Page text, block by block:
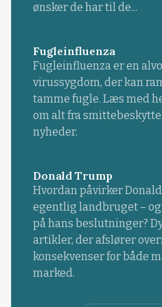
ønsker de har til de...
Fugleinfluenza
Fugleinfluenza er en
virussygdom, der kan
tamme fugle. Læs med
om alt fra
nyheder.
Donald Trump
Hvordan påvirker
egentlig landbruget –
på hans beslutninger?
artikler, der afslører
konsekvenser for både
marked.